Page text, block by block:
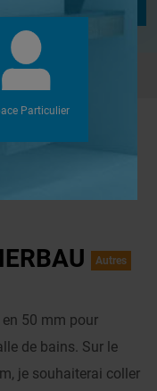
MERBAU
Autres
50 mm pour
de bains. Sur le
je souhaiterai coller
Particulier